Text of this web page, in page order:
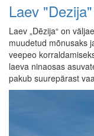
Laev "Dezija"
Laev „Dēzija“ on
muudetud mõnusaks
veepeo
laeva ninaosas
pakub suurepärast